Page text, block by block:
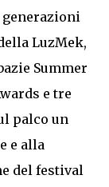
LuzMek,
Summer
e tre
palco un
e alla
del festival